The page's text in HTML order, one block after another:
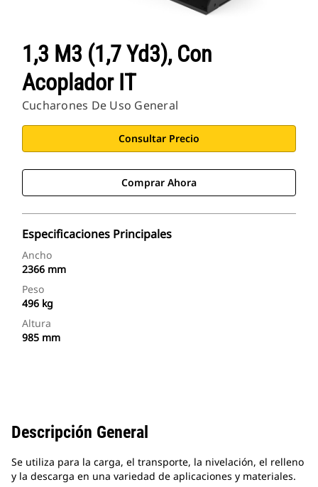
1,3 M3 (1,7 Yd3), Con
Acoplador IT
Cucharones De Uso General
Consultar Precio
Comprar Ahora
Especificaciones Principales
Ancho
2366 mm
Peso
496 kg
Altura
985 mm
Descripción General
Se utiliza para la carga, el transporte, la nivelación, el relleno
y la descarga en una variedad de aplicaciones y materiales.